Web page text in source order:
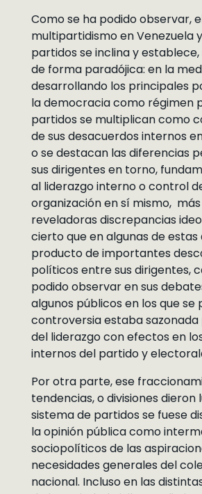
Como se ha podido observar,
multipartidismo en Venezuela
partidos se inclina y establece,
de forma paradójica: en la
desarrollando los principales
la democracia como régimen
partidos se multiplican como
de sus desacuerdos internos
o se destacan las diferencias
sus dirigentes en torno,
al liderazgo interno o control
organización en sí mismo,
reveladoras discrepancias
cierto que en algunas de estas
producto de importantes
políticos entre sus dirigentes,
podido observar en sus
algunos públicos en los que se
controversia estaba
del liderazgo con efectos en
internos del partido y
Por otra parte, ese
tendencias, o divisiones dieron
sistema de partidos se fuese
la opinión pública como
sociopolíticos de las
necesidades generales del
nacional. Incluso en las